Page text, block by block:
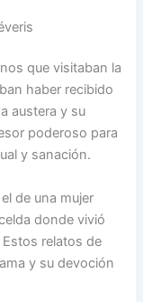
que visitaban la
haber recibido
austera y su
poderoso para
y sanación.
de una mujer
donde vivió
relatos de
y su devoción